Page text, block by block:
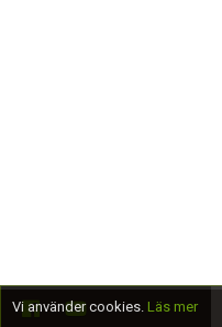
Vi använder cookies. Läs mer